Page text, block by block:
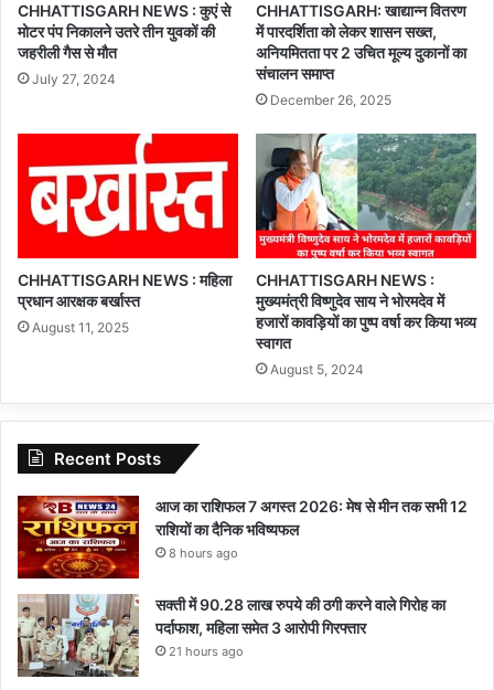
CHHATTISGARH NEWS : कुएं से
मोटर पंप निकालने उतरे तीन युवकों की
जहरीली गैस से मौत
July 27, 2024
CHHATTISGARH: खाद्यान्न वितरण
में पारदर्शिता को लेकर शासन सख्त,
अनियमितता पर 2 उचित मूल्य दुकानों का
संचालन समाप्त
December 26, 2025
CHHATTISGARH NEWS : महिला
प्रधान आरक्षक बर्खास्त
August 11, 2025
CHHATTISGARH NEWS :
मुख्यमंत्री विष्णुदेव साय ने भोरमदेव में
हजारों कावड़ियों का पुष्प वर्षा कर किया भव्य
स्वागत
August 5, 2024
Recent Posts
आज का राशिफल 7 अगस्त 2026: मेष से मीन तक सभी 12
राशियों का दैनिक भविष्यफल
8 hours ago
सक्ती में 90.28 लाख रुपये की ठगी करने वाले गिरोह का
पर्दाफाश, महिला समेत 3 आरोपी गिरफ्तार
21 hours ago